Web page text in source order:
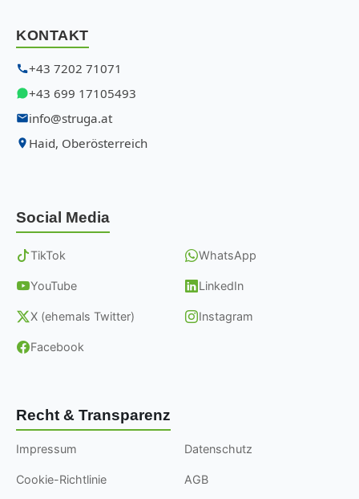
KONTAKT
+43 7202 71071
+43 699 17105493
info@struga.at
Haid, Oberösterreich
Social Media
TikTok WhatsApp
YouTube LinkedIn
X (ehemals Twitter) Instagram
Facebook
Recht & Transparenz
Impressum Datenschutz
Cookie-Richtlinie AGB